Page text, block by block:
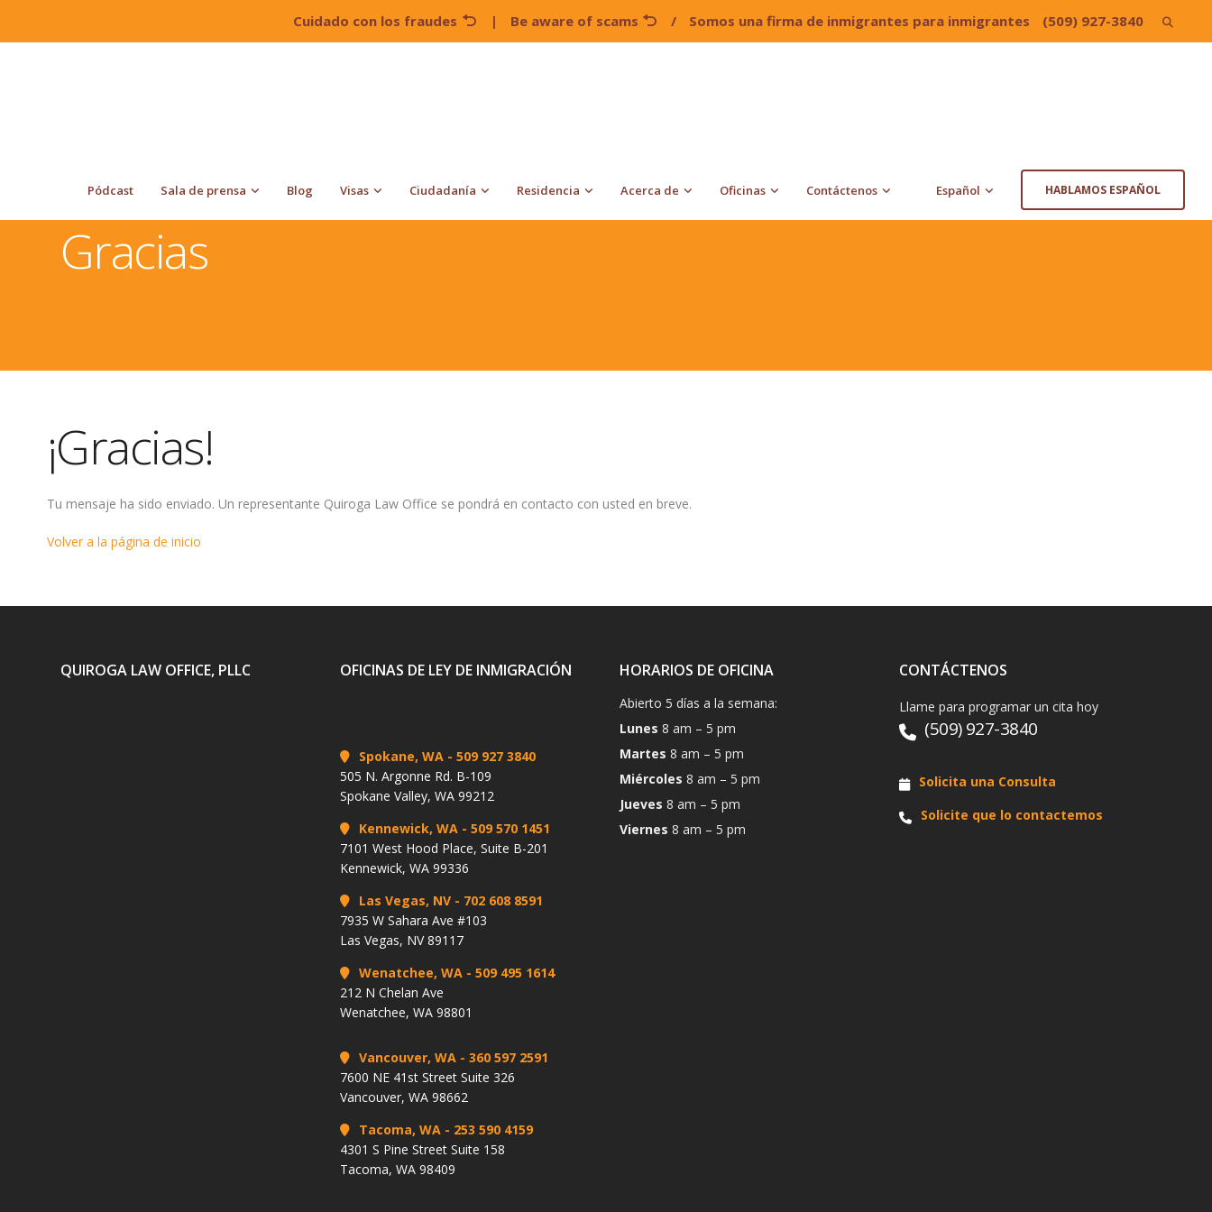
Cuidado con los fraudes | Be aware of scams / Somos una firma de inmigrantes para inmigrantes (509) 927-3840 Search
Pódcast Sala de prensa Blog Visas Ciudadanía Residencia Acerca de Oficinas Contáctenos Español HABLAMOS ESPAÑOL
Quiroga Law Office, PLLC Gracias
Gracias
¡Gracias!
Tu mensaje ha sido enviado. Un representante Quiroga Law Office se pondrá en contacto con usted en breve.
Volver a la página de inicio
QUIROGA LAW OFFICE, PLLC OFICINAS DE LEY DE INMIGRACIÓN
Spokane, WA - 509 927 3840
505 N. Argonne Rd. B-109
Spokane Valley, WA 99212
Kennewick, WA - 509 570 1451
7101 West Hood Place, Suite B-201
Kennewick, WA 99336
Las Vegas, NV - 702 608 8591
7935 W Sahara Ave #103
Las Vegas, NV 89117
Wenatchee, WA - 509 495 1614
212 N Chelan Ave
Wenatchee, WA 98801
Vancouver, WA - 360 597 2591
7600 NE 41st Street Suite 326
Vancouver, WA 98662
Tacoma, WA - 253 590 4159
4301 S Pine Street Suite 158
Tacoma, WA 98409
HORARIOS DE OFICINA
Abierto 5 días a la semana:
Lunes 8 am – 5 pm
Martes 8 am – 5 pm
Miércoles 8 am – 5 pm
Jueves 8 am – 5 pm
Viernes 8 am – 5 pm
CONTÁCTENOS
Llame para programar un cita hoy
(509) 927-3840
Solicita una Consulta
Solicite que lo contactemos